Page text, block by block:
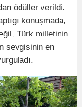
ödüller verildi.
konuşmada,
Türk milletinin
sevgisinin en